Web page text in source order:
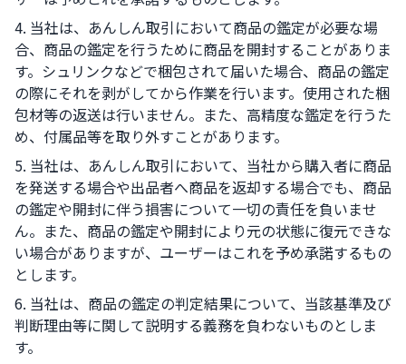
4. 当社は、あんしん取引において商品の鑑定が必要な場
合、商品の鑑定を行うために商品を開封することがありま
す。シュリンクなどで梱包されて届いた場合、商品の鑑定
の際にそれを剥がしてから作業を行います。使用された梱
包材等の返送は行いません。また、高精度な鑑定を行うた
め、付属品等を取り外すことがあります。
5. 当社は、あんしん取引において、当社から購入者に商品
を発送する場合や出品者へ商品を返却する場合でも、商品
の鑑定や開封に伴う損害について一切の責任を負いませ
ん。また、商品の鑑定や開封により元の状態に復元できな
い場合がありますが、ユーザーはこれを予め承諾するもの
とします。
6. 当社は、商品の鑑定の判定結果について、当該基準及び
判断理由等に関して説明する義務を負わないものとしま
す。